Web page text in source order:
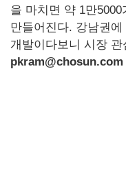
을 마치면 약 1만
만들어진다. 강남권
개발이다보니 시장
pkram@chosun.com